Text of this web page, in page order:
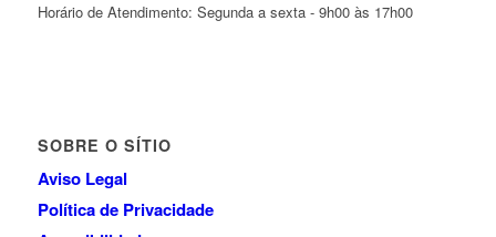
Horário de Atendimento: Segunda a sexta - 9h00 às 17h00
SOBRE O SÍTIO
Aviso Legal
Política de Privacidade